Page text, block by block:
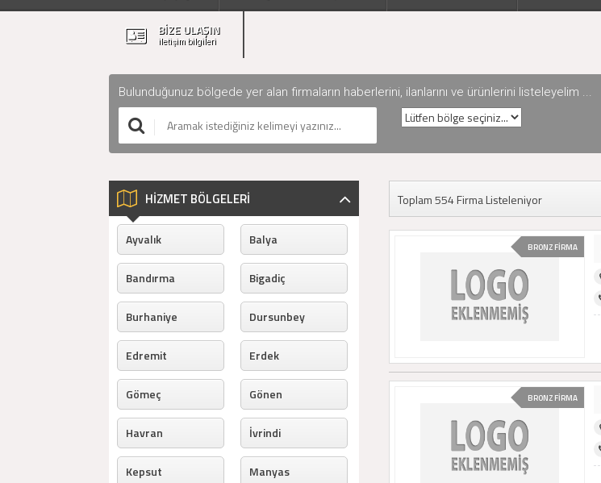
BİZE ULAŞIN
iletişim bilgileri
Bulunduğunuz bölgede yer alan firmaların haberlerini, ilanlarını ve ürünlerini listeleyelim ...
HİZMET BÖLGELERİ
Ayvalık Balya
Bandırma Bigadiç
Burhaniye Dursunbey
Edremit Erdek
Gömeç Gönen
Havran İvrindi
Kepsut Manyas
Toplam 554 Firma Listeleniyor
BRONZ FİRMA
BRONZ FİRMA